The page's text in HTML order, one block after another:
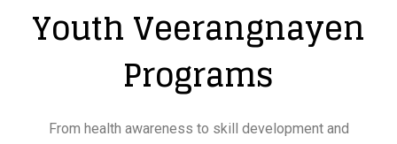
Youth Veerangnayen
Programs
From health awareness to skill development and